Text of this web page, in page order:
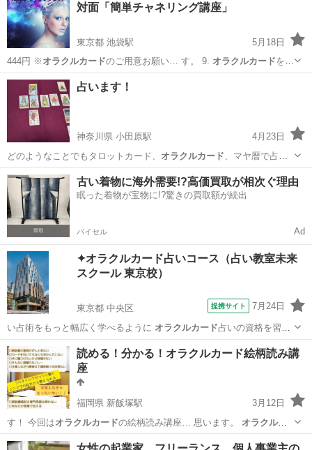
対面「簡単チャネリング講座」
東京都 池袋駅
5月18日
444円 ※ オラクルカードのご用意お願い… す。 9. オラクルカードを使
用した練習…
東京 豊島区 池袋駅
占います！
神奈川県 小田原駅
4月23日
どのようなことでもタロットカード、 オラクルカード、マヤ暦で占い
ます。 ご希望の方…
神奈川 小田原市 小田原駅 その他 マヤ暦
古い着物に海外需要!?高価買取が相次ぐ理由
眠った着物が宝物に!?驚きの買取額が続出
バイセル Ad
✦オラクルカード占いコース（占い教室未来
スクール 東京校）
東京都 中央区 提携サイト 7月24日
い占術をもっと幅広く学べるように オラクルカード占いの資格を習得
できるコースを開設…
中央区 占い
読める！分かる！オラクルカード絵柄読み講
座
福岡県 新飯塚駅
3月12日
す！ 今回はオラクルカードの絵柄読み講座… 思います。 オラクルカ
ード
をまだ持ってい… 最近よく聞くオラクルカードって何？ 可… て
福岡 飯塚市 新飯塚駅 その他